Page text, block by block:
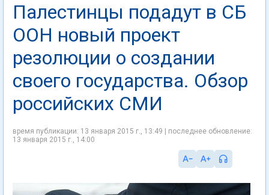
Палестинцы подадут в СБ
ООН новый проект
резолюции о создании
своего государства. Обзор
российских СМИ
время публикации: 13 января 2015 г., 13:49 | последнее обновление:
13 января 2015 г., 14:00